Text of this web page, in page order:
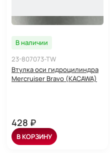
В наличии
23-807073-TW
Втулка оси гидроцилиндра
Mercruiser Bravo (KACAWA)
428 ₽
В КОРЗИНУ